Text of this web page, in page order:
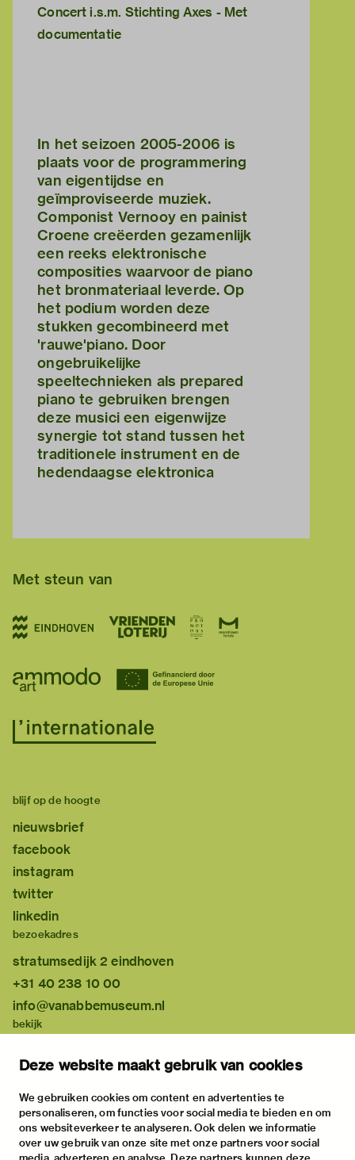
Deze website maakt gebruik van cookies
We gebruiken cookies om content en advertenties te
personaliseren, om functies voor social media te bieden en om
ons websiteverkeer te analyseren. Ook delen we informatie
over uw gebruik van onze site met onze partners voor social
Concert i.s.m. Stichting Axes - Met
documentatie
In het seizoen 2005-2006 is
plaats voor de programmering
van eigentijdse en
geïmproviseerde muziek.
Componist Vernooy en painist
Croene creëerden gezamenlijk
een reeks elektronische
composities waarvoor de piano
het bronmateriaal leverde. Op
het podium worden deze
stukken gecombineerd met
'rauwe'piano. Door
ongebruikelijke
speeltechnieken als prepared
piano te gebruiken brengen
deze musici een eigenwijze
synergie tot stand tussen het
traditionele instrument en de
hedendaagse elektronica
Met steun van
blijf op de hoogte
nieuwsbrief
facebook
instagram
twitter
linkedin
bezoekadres
stratumsedijk 2 eindhoven
+31 40 238 10 00
info@vanabbemuseum.nl
bekijk
activiteiten
praktische informatie
over
het museum